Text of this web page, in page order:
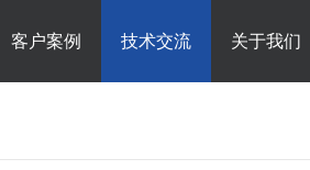
客户案例 技术交流 关于我们